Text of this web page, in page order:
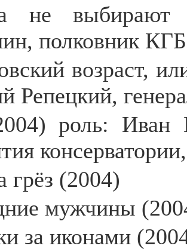
не
полковник
возраст,
Репецкий,
роль: Иван
грёз (2004)
мужчины
за иконами